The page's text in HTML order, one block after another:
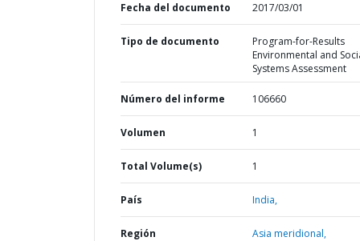
Fecha del documento 2017/03/01
Tipo de documento
Program-for-Results
Environmental and
Systems Assessment
Número del informe 106660
Volumen 1
Total Volume(s) 1
País India,
Región Asia meridional,